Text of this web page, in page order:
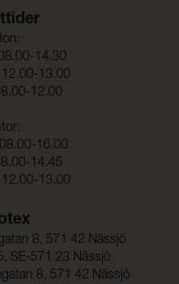
14.30
13.00
12.00
16.00
14.45
13.00
8, 571 42 Nässjö
SE-571 23 Nässjö
8, 571 42 Nässjö